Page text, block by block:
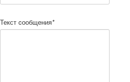
Текст cообщения*